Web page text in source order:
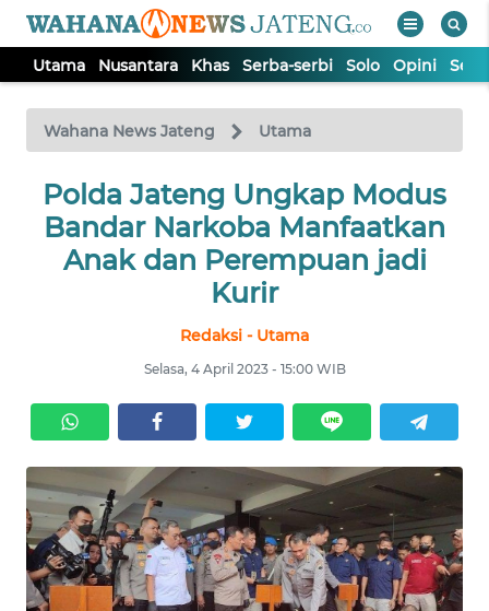
Utama Nusantara Khas Serba-serbi Solo Opini
Wahana News Jateng Utama
Polda Jateng Ungkap Modus
Bandar Narkoba Manfaatkan
Anak dan Perempuan jadi
Kurir
Redaksi - Utama
Selasa, 4 April 2023 - 15:00 WIB
TV
Tutup
UTAMA
NUSANTARA
SERBI
OPINI
SEMARANG